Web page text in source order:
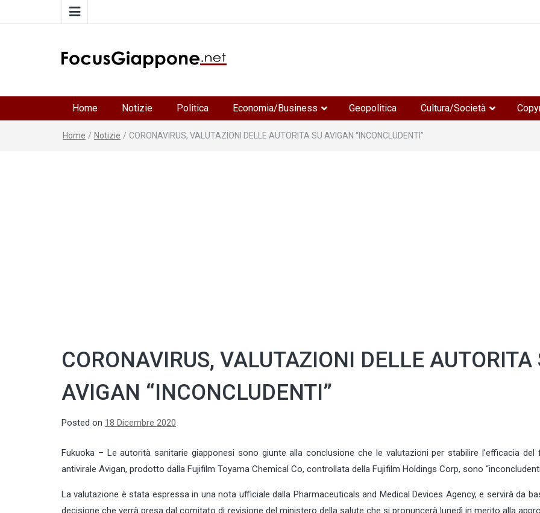
Home Notizie Politica Economia/Business Geopolitica Cultura/Società
Home / Notizie / CORONAVIRUS, VALUTAZIONI DELLE AUTORITA SU AVIGAN “INCONCLUDENTI”
CORONAVIRUS, VALUTAZIONI DELLE AUTORITA
AVIGAN “INCONCLUDENTI”
Posted on 18 Dicembre 2020
Fukuoka – Le autorità sanitarie giapponesi sono giunte alla conclusione che le valutazioni per stabilire l’efficacia del
antivirale Avigan, prodotto dalla Fujifilm Toyama Chemical Co, controllata della Fujifilm Holdings Corp, sono
La valutazione è stata espressa in una nota ufficiale dalla Pharmaceuticals and Medical Devices Agency, e servirà da
decisione che verrà presa dal comitato di revisione del ministero della salute che si pronuncerà lunedì in merito alla